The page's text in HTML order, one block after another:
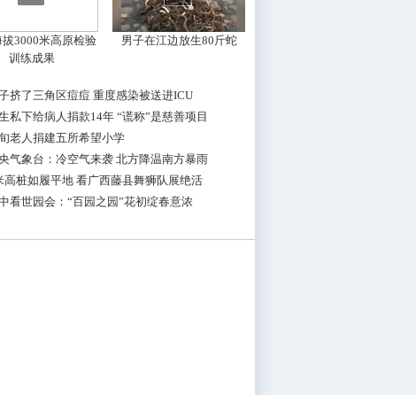
拔3000米高原检验
训练成果
男子在江边放生80斤蛇
挤了三角区痘痘 重度感染被送进ICU
私下给病人捐款14年 “谎称”是慈善项目
老人捐建五所希望小学
气象台：冷空气来袭 北方降温南方暴雨
高桩如履平地 看广西藤县舞狮队展绝活
看世园会：“百园之园”花初绽春意浓